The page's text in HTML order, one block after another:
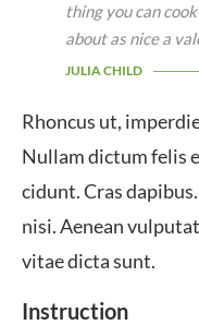
thing you can
about as nice a
JULIA CHILD
Rhoncus ut,
Nullam dictum felis
cidunt. Cras
nisi. Aenean
vitae dicta sunt.
Instruction